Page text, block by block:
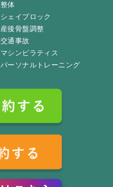
整体
シェイプロック
産後骨盤調整
交通事故
マシンピラティス
パーソナルトレーニング